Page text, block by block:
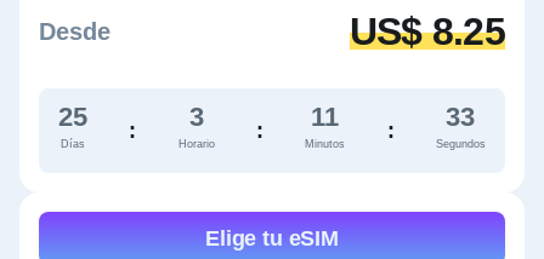
Desde US$ 8.25
25
Días
: 3
Horario
: 11
Minutos
: 32
Segundos
Elige tu eSIM